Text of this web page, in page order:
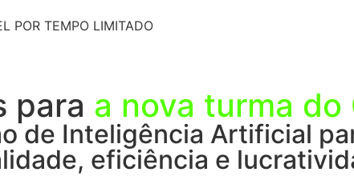
POR TEMPO LIMITADO
para a nova turma do
de Inteligência Artificial
eficiência e